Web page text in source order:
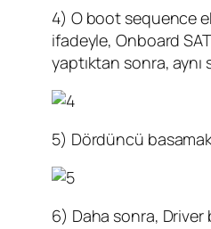
4) O boot sequence
ifadeyle, Onboard
yaptıktan sonra, aynı
5) Dördüncü
6) Daha sonra, Driver